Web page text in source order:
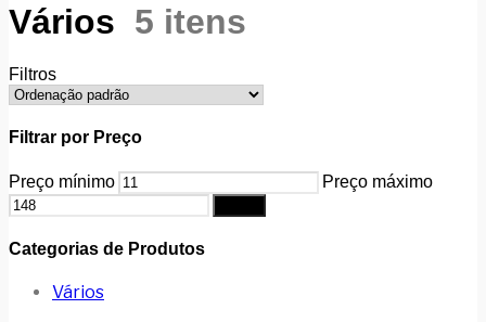
Vários 5 itens
Filtros
Filtrar por Preço
Preço mínimo Preço máximo
Categorias de Produtos
Vários